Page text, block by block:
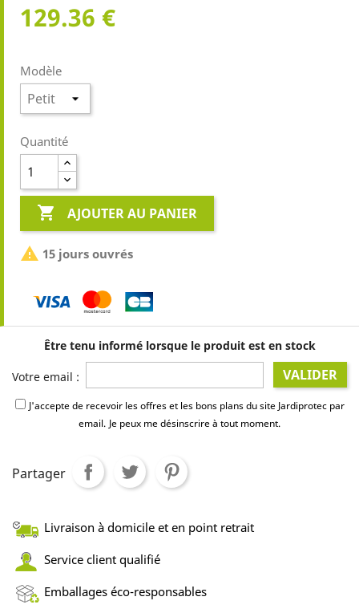
129.36 €
Modèle
Quantité
 AJOUTER AU PANIER
 15 jours ouvrés
Être tenu informé lorsque le produit est en stock
Votre email : VALIDER
J'accepte de recevoir les offres et les bons plans du site Jardiprotec par
email. Je peux me désinscrire à tout moment.
Partager
Livraison à domicile et en point retrait
Service client qualifié
Emballages éco-responsables